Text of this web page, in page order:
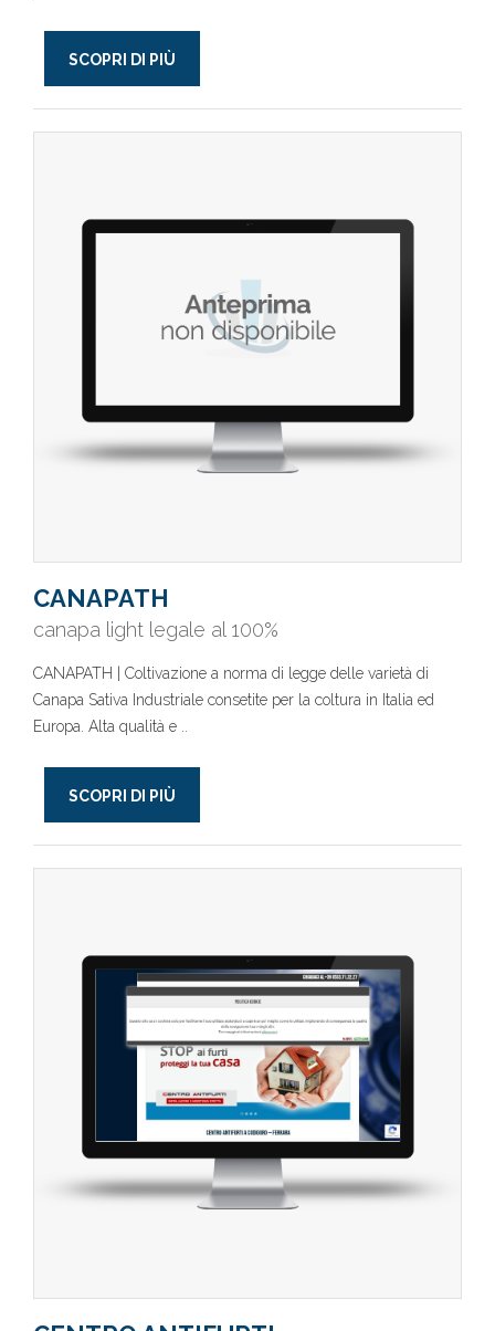
SCOPRI DI PIÙ
CANAPATH
canapa light legale al 100%
CANAPATH | Coltivazione a norma di legge delle varietà di
Canapa Sativa Industriale consetite per la coltura in Italia ed
Europa. Alta qualità e ..
SCOPRI DI PIÙ